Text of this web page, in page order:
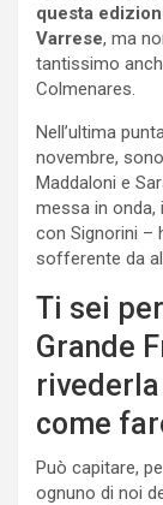
questa
Varrese, ma
tantissimo
Colmenares.
Nell’ultima
novembre,
Maddaloni e
messa in onda,
con Signorini –
sofferente da
Ti sei
Grande
come
Può capitare,
ognuno di noi